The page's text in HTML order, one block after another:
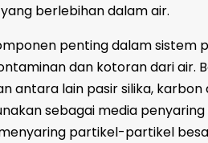
berlebihan dalam air.
penting dalam sistem
dan kotoran dari air.
antara lain pasir silika, karbon
sebagai media
partikel-partikel